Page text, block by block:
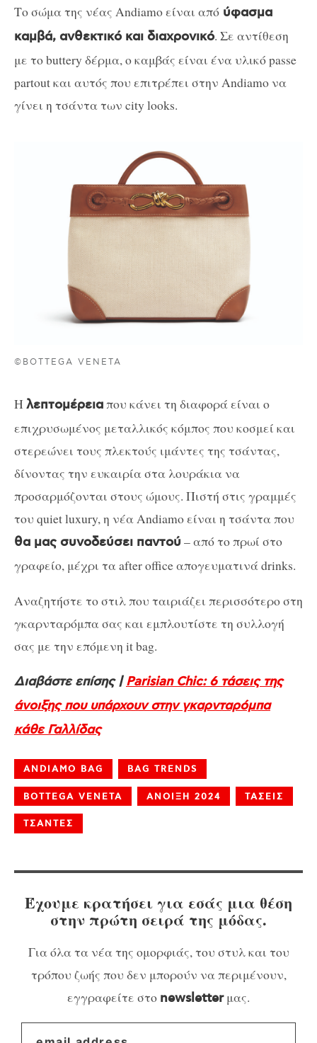
Το σώμα της νέας Andiamo είναι από ύφασμα
καμβά, ανθεκτικό και διαχρονικό. Σε αντίθεση
με το buttery δέρμα, ο καμβάς είναι ένα υλικό passe
partout και αυτός που επιτρέπει στην Andiamo να
γίνει η τσάντα των city looks.
©BOTTEGA VENETA
H λεπτομέρειαπου κάνει τη διαφορά είναι ο
επιχρυσωμένος μεταλλικός κόμπος που κοσμεί και
στερεώνει τους πλεκτούς ιμάντες της τσάντας,
δίνοντας την ευκαιρία στα λουράκια να
προσαρμόζονται στους ώμους. Πιστή στις γραμμές
του quiet luxury, η νέα Andiamo είναι η τσάντα που
θα μας συνοδεύσει παντού – από το πρωί στο
γραφείο, μέχρι τα after office απογευματινά drinks.
Αναζητήστε το στιλ που ταιριάζει περισσότερο στη
γκαρνταρόμπα σας και εμπλουτίστε τη συλλογή
σας με την επόμενη it bag.
Διαβάστε επίσης |Parisian Chic: 6 τάσεις της
άνοιξης που υπάρχουν στην γκαρνταρόμπα
κάθε Γαλλίδας
ANDIAMO BAG BAG TRENDS
BOTTEGA VENETA ΑΝΟΙΞΗ 2024 ΤΑΣΕΙΣ
ΤΣΑΝΤΕΣ
Έχουμε κρατήσει για εσάς μια θέση
στην πρώτη σειρά της μόδας.
Για όλα τα νέα της ομορφιάς, του στυλ και του
τρόπου ζωής που δεν μπορούν να περιμένουν,
εγγραφείτε στο newsletterμας.